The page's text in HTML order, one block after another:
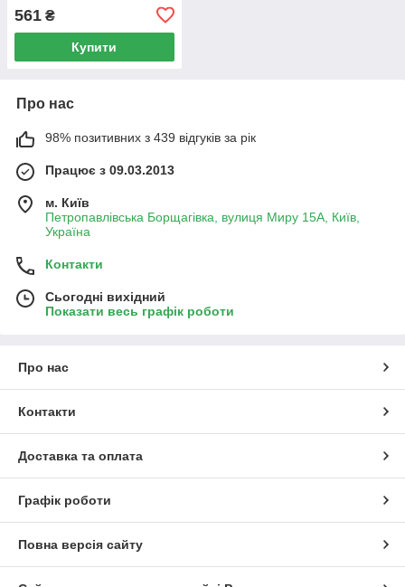
561 ₴
Купити
Про нас
98% позитивних з 439 відгуків за рік
Працює з 09.03.2013
м. Київ
Петропавлівська Борщагівка, вулиця Миру 15А, Київ,
Україна
Контакти
Сьогодні вихідний
Показати весь графік роботи
Про нас
Контакти
Доставка та оплата
Графік роботи
Повна версія сайту